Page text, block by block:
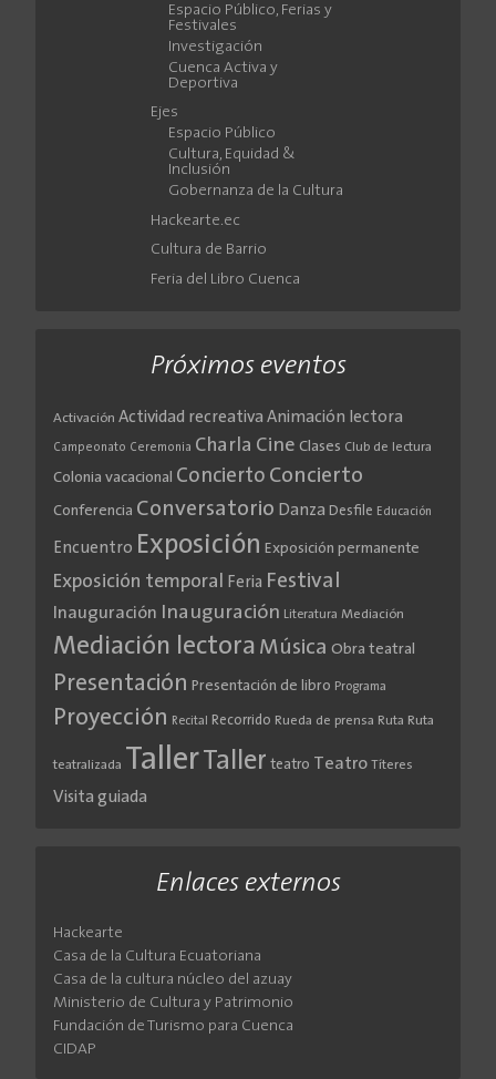
Espacio Público, Ferias y
Festivales
Investigación
Cuenca Activa y
Deportiva
Ejes
Espacio Público
Cultura, Equidad &
Inclusión
Gobernanza de la Cultura
Hackearte.ec
Cultura de Barrio
Feria del Libro Cuenca
Próximos eventos
Activación Actividad recreativa Animación lectora
Campeonato Ceremonia Charla Cine Clases Club de lectura
Colonia vacacional Concierto Concierto
Conferencia Conversatorio Danza Desfile Educación
Encuentro Exposición Exposición permanente
Exposición temporal Feria Festival
Inauguración Inauguración Literatura Mediación
Mediación lectora Música Obra teatral
Presentación Presentación de libro Programa
Proyección Recital Recorrido Rueda de prensa Ruta Ruta
teatralizada TallerTaller teatro Teatro Títeres
Visita guiada
Enlaces externos
Hackearte
Casa de la Cultura Ecuatoriana
Casa de la cultura núcleo del azuay
Ministerio de Cultura y Patrimonio
Fundación de Turismo para Cuenca
CIDAP